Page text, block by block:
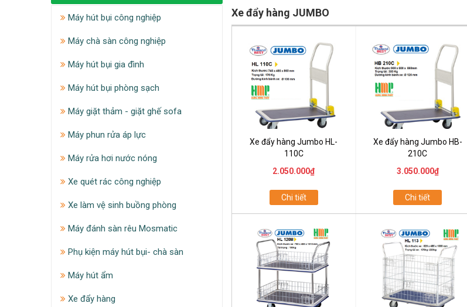
Máy hút bụi công nghiệp
Máy chà sàn công nghiệp
Máy hút bụi gia đình
Máy hút bụi phòng sạch
Máy giặt thảm - giặt ghế sofa
Máy phun rửa áp lực
Máy rửa hơi nước nóng
Xe quét rác công nghiệp
Xe làm vệ sinh buồng phòng
Máy đánh sàn rêu Mosmatic
Phụ kiện máy hút bụi- chà sàn
Máy hút ẩm
Xe đẩy hàng
Xe đẩy hàng JUMBO
Xe đẩy hàng Jumbo HL-
110C
2.050.000₫
Chi tiết
Xe đẩy hàng Jumbo HB-
210C
3.050.000₫
Chi tiết